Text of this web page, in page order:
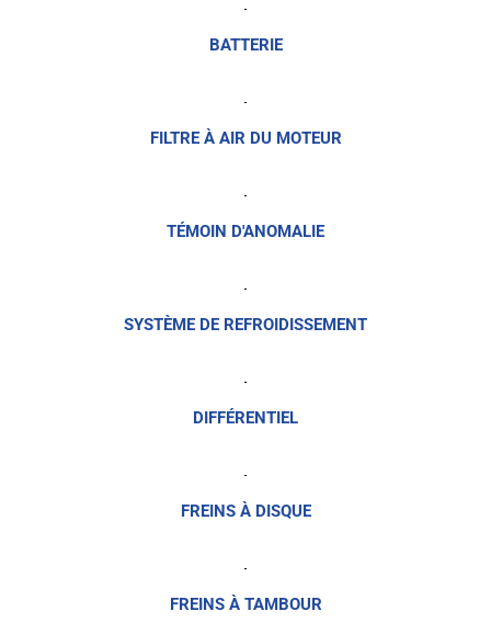
BATTERIE
FILTRE À AIR DU MOTEUR
TÉMOIN D'ANOMALIE
SYSTÈME DE REFROIDISSEMENT
DIFFÉRENTIEL
FREINS À DISQUE
FREINS À TAMBOUR